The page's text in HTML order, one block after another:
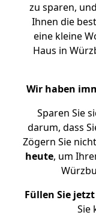
zu sparen,
Ihnen die
eine kleine
Haus in
Wir haben
Sparen Sie
darum, dass
Zögern Sie
heute, um
Füllen Sie
Sie